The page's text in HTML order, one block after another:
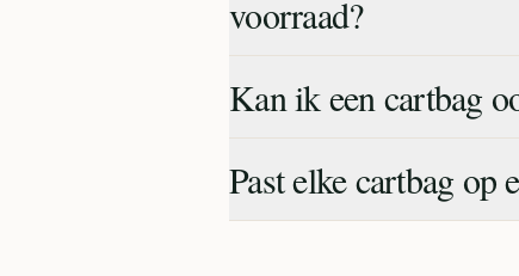
voorraad?
Kan ik een cartbag
Past elke cartbag op